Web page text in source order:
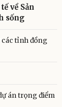
về Sản
sống
các tỉnh đồng
án trọng điểm